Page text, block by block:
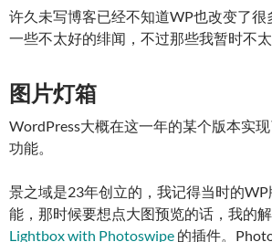
许久未写博客已经不知道WP也改变了
一些不太好的绯闻，不过那些我暂时不太
图片灯箱
WordPress大概在这一年的某个版本实
功能。
景之域是23年创立的，我记得当时的
能，那时候要想点大图预览的话，我的
Lightbox with Photoswipe 的插件。